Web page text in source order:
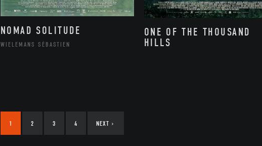
NOMAD SOLITUDE
WIELEMANS SÉBASTIEN
ONE OF THE THOUSAND
HILLS
1 2 3 4 NEXT ›